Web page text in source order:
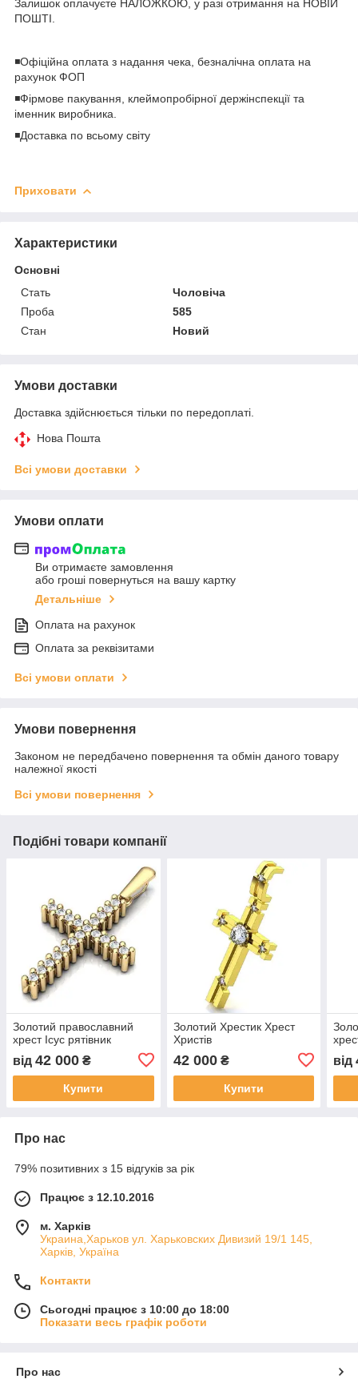
Залишок оплачуєте НАЛОЖКОЮ, у разі отримання на НОВІЙ
ПОШТІ.
◾️Офіційна оплата з надання чека, безналічна оплата на
рахунок ФОП
◾️Фірмове пакування, клеймопробірної держінспекції та
іменник виробника.
◾️Доставка по всьому світу
Приховати
Характеристики
Основні
Стать
Чоловіча
Проба
585
Стан
Новий
Умови доставки
Доставка здійснюється тільки по передоплаті.
Нова Пошта
Всі умови доставки
Умови оплати
Ви отримаєте замовлення
або гроші повернуться на вашу картку
Детальніше
Оплата на рахунок
Оплата за реквізитами
Всі умови оплати
Умови повернення
Законом не передбачено повернення та обмін даного товару
належної якості
Всі умови повернення
Подібні товари компанії
Золотий православний
хрест Ісус рятівник
від 42 000 ₴
Купити
Золотий Хрестик Хрест
Христів
42 000₴
Купити
від
Про нас
79% позитивних з 15 відгуків за рік
Працює з 12.10.2016
м. Харків
Украина,Харьков ул. Харьковских Дивизий 19/1 145,
Харків, Україна
Контакти
Сьогодні працює з 10:00 до 18:00
Показати весь графік роботи
Про нас